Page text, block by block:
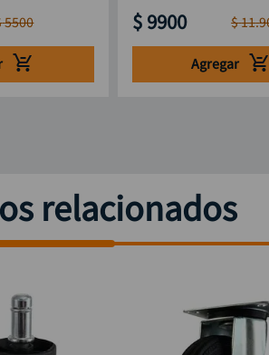
5500 $ 9900 $11.
Agregar
relacionados